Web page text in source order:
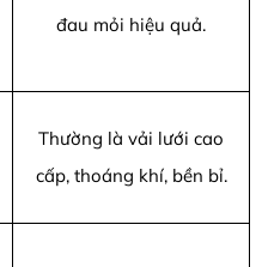
đau mỏi hiệu quả.
Thường là vải lưới cao
cấp, thoáng khí, bền bỉ.